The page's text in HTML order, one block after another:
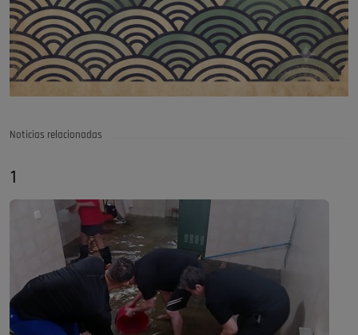
Noticias relacionadas
1